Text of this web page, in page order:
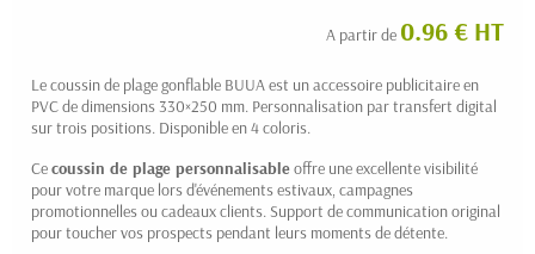
A partir de 0.96 € HT
Le coussin de plage gonflable BUUA est un accessoire publicitaire en
PVC de dimensions 330×250 mm. Personnalisation par transfert digital
sur trois positions. Disponible en 4 coloris.
Cecoussin de plage personnalisableoffre une excellente visibilité
pour votre marque lors d'événements estivaux, campagnes
promotionnelles ou cadeaux clients. Support de communication original
pour toucher vos prospects pendant leurs moments de détente.